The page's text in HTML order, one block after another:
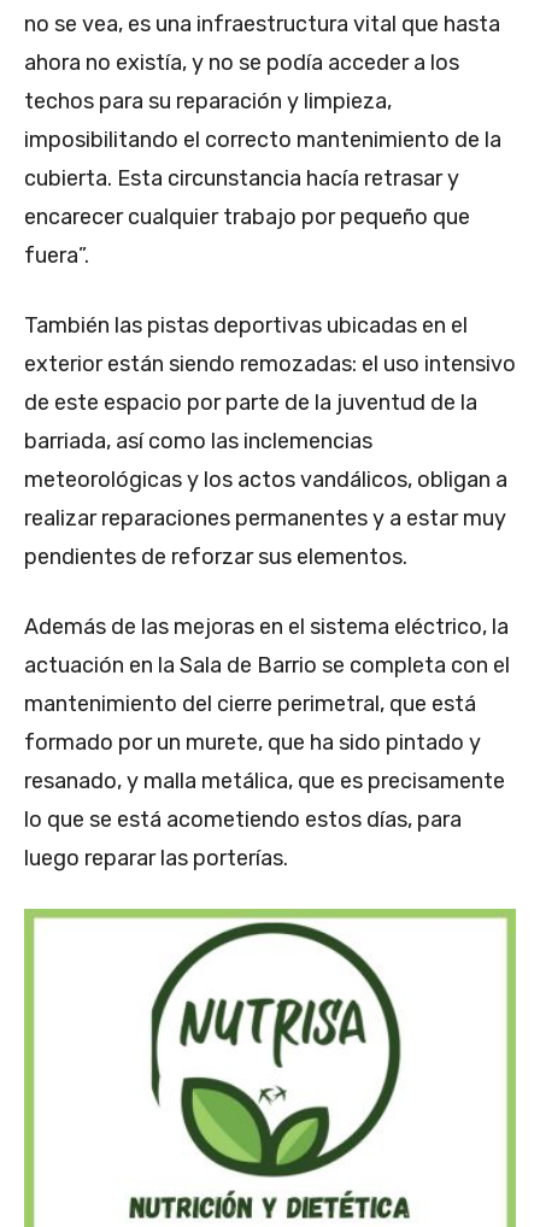
no se vea, es una infraestructura vital que hasta
ahora no existía, y no se podía acceder a los
techos para su reparación y limpieza,
imposibilitando el correcto mantenimiento de la
cubierta. Esta circunstancia hacía retrasar y
encarecer cualquier trabajo por pequeño que
fuera”.
También las pistas deportivas ubicadas en el
exterior están siendo remozadas: el uso intensivo
de este espacio por parte de la juventud de la
barriada, así como las inclemencias
meteorológicas y los actos vandálicos, obligan a
realizar reparaciones permanentes y a estar muy
pendientes de reforzar sus elementos.
Además de las mejoras en el sistema eléctrico, la
actuación en la Sala de Barrio se completa con el
mantenimiento del cierre perimetral, que está
formado por un murete, que ha sido pintado y
resanado, y malla metálica, que es precisamente
lo que se está acometiendo estos días, para
luego reparar las porterías.